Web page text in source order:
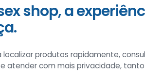
shop, a
localizar produtos rapidamente,
atender com mais privacidade,